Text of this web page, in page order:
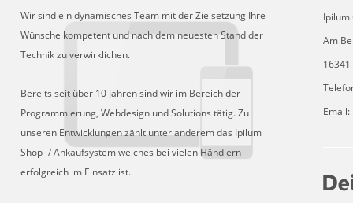
Wir sind ein dynamisches Team mit der Zielsetzung Ihre
Wünsche kompetent und nach dem neuesten Stand der
Technik zu verwirklichen.
Bereits seit über 10 Jahren sind wir im Bereich der
Programmierung, Webdesign und Solutions tätig. Zu
unseren Entwicklungen zählt unter anderem das Ipilum
Shop- / Ankaufsystem welches bei vielen Händlern
erfolgreich im Einsatz ist.
Ipilum
Am